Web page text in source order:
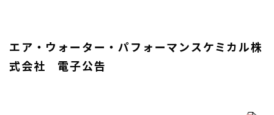
エア・ウォーター・パフォーマンスケミカル株
式会社 電子公告